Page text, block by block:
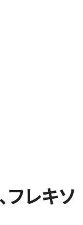
フレキソ